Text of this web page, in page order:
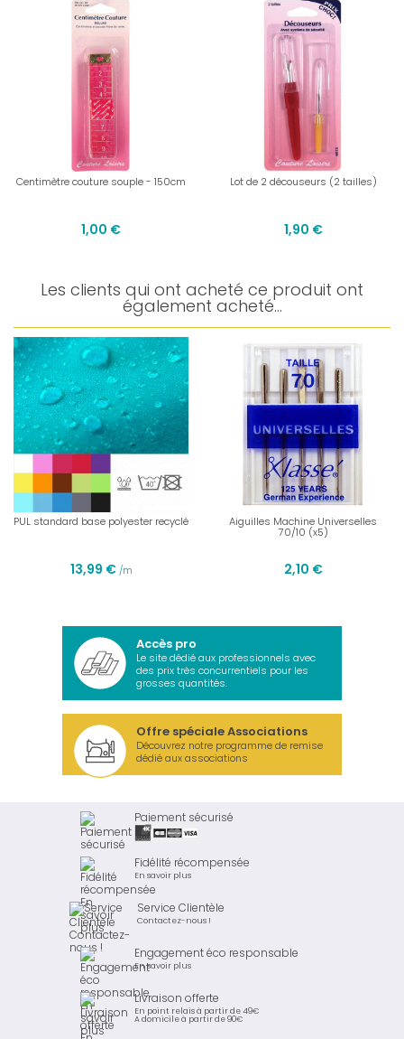
Centimètre couture souple - 150cm
1,00 €
Lot de 2 découseurs (2 tailles)
1,90 €
Les clients qui ont acheté ce produit ont
également acheté...
PUL standard base polyester recyclé
13,99 € /m
Aiguilles Machine Universelles
70/10 (x5)
2,10 €
Accès pro
Le site dédié aux professionnels avec
des prix très concurrentiels pour les
grosses quantités.
Offre spéciale Associations
Découvrez notre programme de remise
dédié aux associations
Paiement sécurisé
Fidélité récompensée
En savoir plus
Service Clientèle
Contactez-nous !
Engagement éco responsable
En savoir plus
Livraison offerte
En point relais à partir de 49€
A domicile à partir de 90€